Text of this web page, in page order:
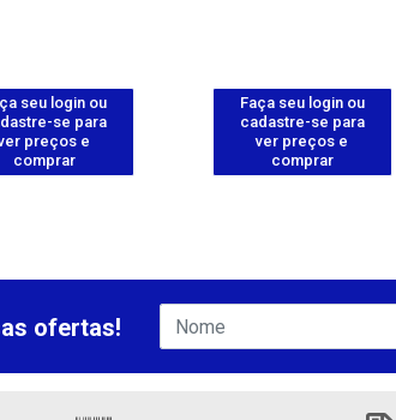
seu login ou
se para
preços e
comprar
Faça seu login ou
cadastre-se para
ver preços e
comprar
ofertas!